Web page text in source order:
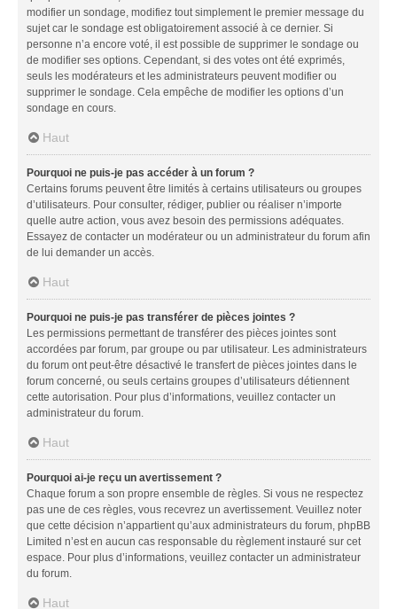
modifier un sondage, modifiez tout simplement le premier message du
sujet car le sondage est obligatoirement associé à ce dernier. Si
personne n’a encore voté, il est possible de supprimer le sondage ou
de modifier ses options. Cependant, si des votes ont été exprimés,
seuls les modérateurs et les administrateurs peuvent modifier ou
supprimer le sondage. Cela empêche de modifier les options d’un
sondage en cours.
Haut
Pourquoi ne puis-je pas accéder à un forum ?
Certains forums peuvent être limités à certains utilisateurs ou groupes
d’utilisateurs. Pour consulter, rédiger, publier ou réaliser n’importe
quelle autre action, vous avez besoin des permissions adéquates.
Essayez de contacter un modérateur ou un administrateur du forum afin
de lui demander un accès.
Haut
Pourquoi ne puis-je pas transférer de pièces jointes ?
Les permissions permettant de transférer des pièces jointes sont
accordées par forum, par groupe ou par utilisateur. Les administrateurs
du forum ont peut-être désactivé le transfert de pièces jointes dans le
forum concerné, ou seuls certains groupes d’utilisateurs détiennent
cette autorisation. Pour plus d’informations, veuillez contacter un
administrateur du forum.
Haut
Pourquoi ai-je reçu un avertissement ?
Chaque forum a son propre ensemble de règles. Si vous ne respectez
pas une de ces règles, vous recevrez un avertissement. Veuillez noter
que cette décision n’appartient qu’aux administrateurs du forum, phpBB
Limited n’est en aucun cas responsable du règlement instauré sur cet
espace. Pour plus d’informations, veuillez contacter un administrateur
du forum.
Haut